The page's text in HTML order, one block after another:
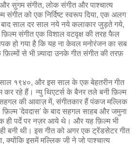
सुगम संगीत, लोक संगीत और पाश्चात्य
को एक निर्दिष्ट स्वरूप दिया, एक अलग
साल दर साल नये नये कलाकार जुड़ते गये,
संगीत एक विशाल वटवृक्ष की तरह फैल
हो गया है कि यह ना केवल मनोरंजन का सब
से भी ज़्यादा उनके गीत संगीत की तरफ़
१९४०, और इस साल के एक बेहतरीन गीत
रहे हैं। न्यु थिएटर्स के बैनर तले बनी फ़िल्म
की आवाज़ में, संगीतकार हैं पंकज मल्लिक
फ़िल्म 'देवदास' के बाद सहगल साहब और जमुना
ही पर्दे पर नज़र आये थे। और यह फ़िल्म भी
बनी थी। इस गीत को अगर एक ट्रेंडसेटर गीत
क्योंकि इसमें मल्लिक जी ने जो पाश्चात्य